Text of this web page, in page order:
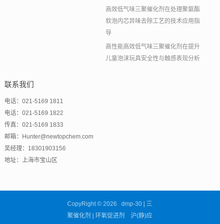
高效低气味三聚催化剂在处理聚氨酯
软泡内芯异味去除工艺的技术应用指
导
高性能高效低气味三聚催化剂在提升
儿童泡沫玩具安全性与触感表现分析
联系我们
电话：021-5169 1811
电话：021-5169 1822
传真：021-5169 1833
邮箱：Hunter@newtopchem.com
吴经理：18301903156
地址：上海市宝山区
CopyRight © 2026 dmp-30 | 三
聚催化剂 | 环氧促进剂 沪(静)应